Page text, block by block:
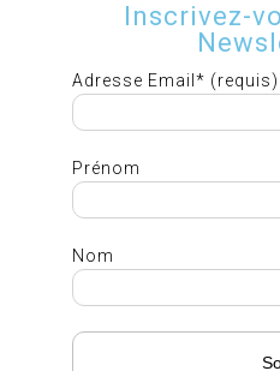
Inscrivez-
Adresse Email* (requis)
Prénom
Nom